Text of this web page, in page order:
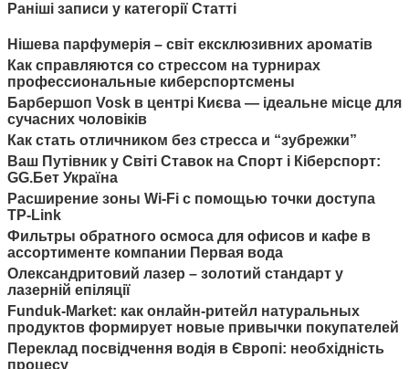
Раніші записи у категорії Статті
Нішева парфумерія – світ ексклюзивних ароматів
Как справляются со стрессом на турнирах
профессиональные киберспортсмены
Барбершоп Vosk в центрі Києва — ідеальне місце для
сучасних чоловіків
Как стать отличником без стресса и “зубрежки”
Ваш Путівник у Світі Ставок на Спорт і Кіберспорт:
GG.Бет Україна
Расширение зоны Wi-Fi с помощью точки доступа
TP-Link
Фильтры обратного осмоса для офисов и кафе в
ассортименте компании Первая вода
Олександритовий лазер – золотий стандарт у
лазерній епіляції
Funduk-Market: как онлайн-ритейл натуральных
продуктов формирует новые привычки покупателей
Переклад посвідчення водія в Європі: необхідність
процесу